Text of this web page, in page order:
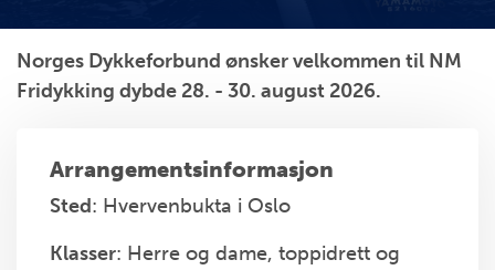
Norges Dykkeforbund ønsker velkommen til NM
Fridykking dybde 28. - 30. august 2026.
Arrangementsinformasjon
Sted: Hvervenbukta i Oslo
Klasser: Herre og dame, toppidrett og